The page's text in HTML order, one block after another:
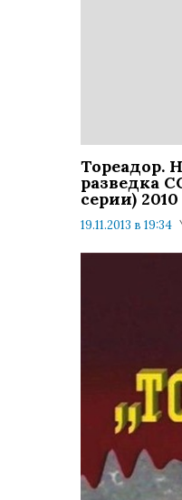
Тореадор.
разведка
серии)
19.11.2013 в 19:34